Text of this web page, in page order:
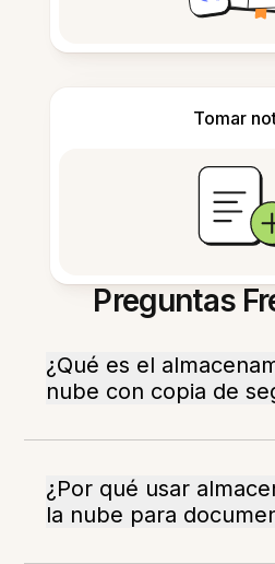
Tomar
Preguntas
¿Qué es el
nube con copia de
¿Por qué usar
la nube para